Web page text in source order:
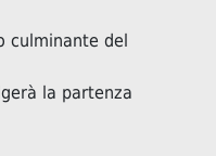
culminante del
la partenza